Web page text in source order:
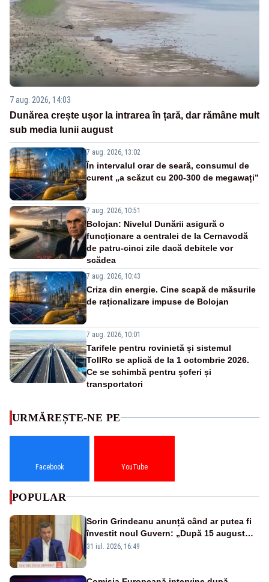
7 aug. 2026, 14:03
Dunărea crește ușor la intrarea în țară, dar rămâne mult
sub media lunii august
7 aug. 2026, 13:02
În intervalul orar de seară, consumul de
curent „a scăzut cu 200-300 de megawați”
7 aug. 2026, 10:51
Bolojan: Nivelul Dunării asigură o
funcționare a centralei de la Cernavodă
de patru-cinci zile dacă debitele vor
scădea
7 aug. 2026, 10:43
Criza din energie. Cine scapă de măsurile
de raționalizare impuse de Bolojan
7 aug. 2026, 10:01
Tarifele pentru rovinietă și sistemul
TollRo se aplică de la 1 octombrie 2026.
Ce se schimbă pentru șoferi și
transportatori
URMĂREȘTE-NE PE
Facebook YouTube
POPULAR
Sorin Grindeanu anunță când ar putea fi
învestit noul Guvern: „După 15 august
sunt șanse mai mari”
31 iul. 2026, 16:49